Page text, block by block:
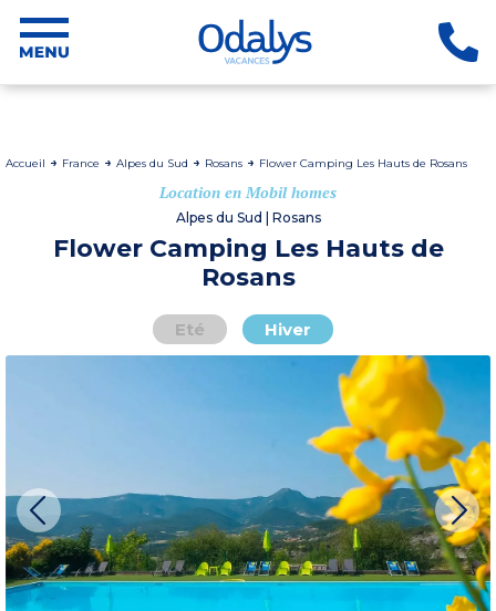
Accueil France Alpes du Sud Rosans Flower Camping Les Hauts de Rosans
Location en Mobil homes
Alpes du Sud | Rosans
Flower Camping Les Hauts de
Rosans
Eté Hiver